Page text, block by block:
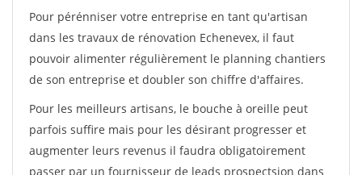
Pour pérénniser votre entreprise en tant qu'artisan
dans les travaux de rénovation Echenevex, il faut
pouvoir alimenter régulièrement le planning chantiers
de son entreprise et doubler son chiffre d'affaires.
Pour les meilleurs artisans, le bouche à oreille peut
parfois suffire mais pour les désirant progresser et
augmenter leurs revenus il faudra obligatoirement
passer par un fournisseur de leads prospectsion dans